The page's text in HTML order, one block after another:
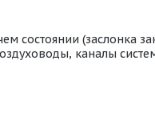
(заслонка
каналы